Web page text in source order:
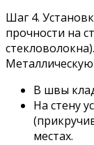
Шаг 4.
прочности на
В швы
На стену
местах.